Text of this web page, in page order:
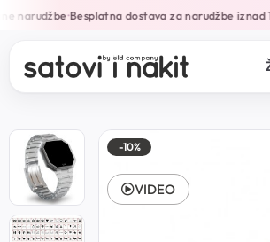
narudžbe•Besplatna dostava za narudžbe iznad
-10%
VIDEO